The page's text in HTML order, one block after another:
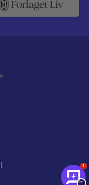
1
−